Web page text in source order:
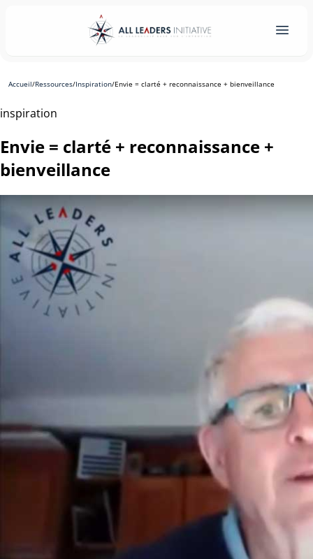
Accueil/Ressources/Inspiration/Envie = clarté + reconnaissance + bienveillance
inspiration
Envie = clarté + reconnaissance +
bienveillance